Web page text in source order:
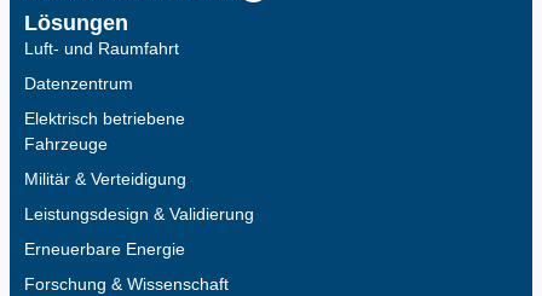
Lösungen
Luft- und Raumfahrt
Datenzentrum
Elektrisch betriebene
Fahrzeuge
Militär & Verteidigung
Leistungsdesign & Validierung
Erneuerbare Energie
Forschung & Wissenschaft